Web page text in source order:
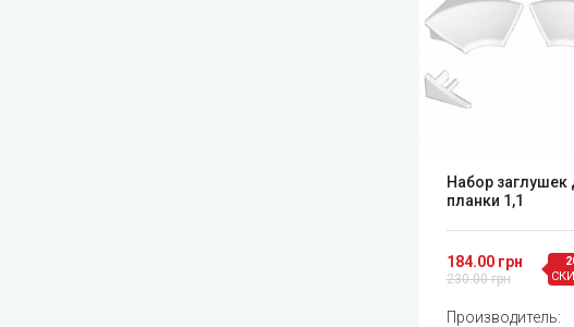
Набор заглушек
планки 1,1
184.00 грн
230.00 грн
Производитель: